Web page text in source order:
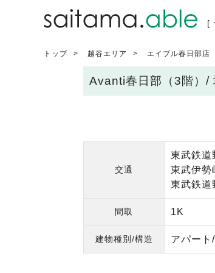
[
トップ 越谷エリア エイブル春日部店
Avanti春日部（3階）/
交通
東武鉄道
東武伊勢
東武鉄道
間取 1K
建物種別/構造 アパート